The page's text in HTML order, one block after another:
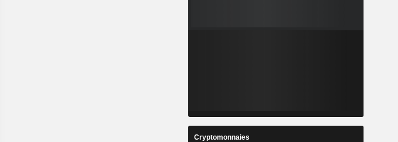
Cryptomonnaies